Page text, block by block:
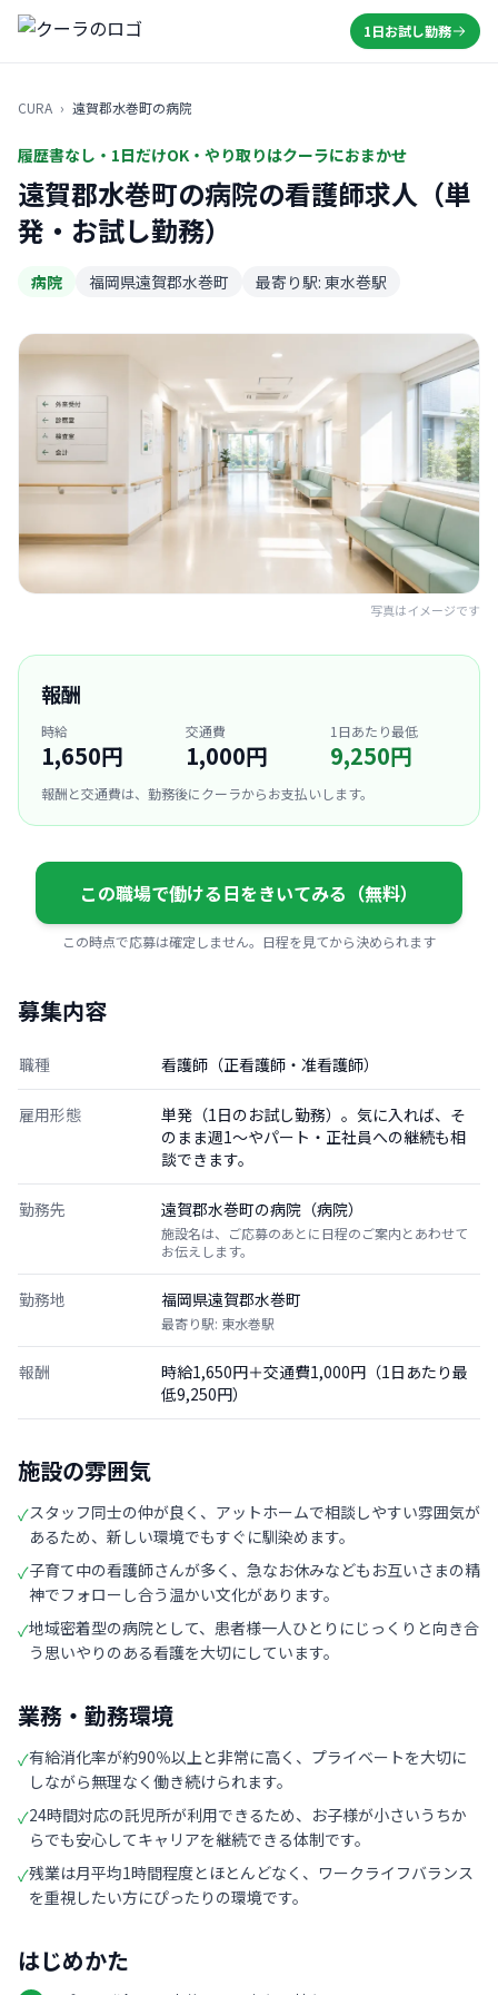
1日お試し勤務
CURA › 遠賀郡水巻町の病院
履歴書なし・1日だけOK・やり取りはクーラにおまかせ
遠賀郡水巻町の病院の看護師求人（単
発・お試し勤務）
病院 福岡県遠賀郡水巻町 最寄り駅: 東水巻駅
写真はイメージです
報酬
時給
1,650円
交通費
1,000円
1日あたり最低
9,250円
報酬と交通費は、勤務後にクーラからお支払いします。
この職場で働ける日をきいてみる（無料）
この時点で応募は確定しません。日程を見てから決められます
募集内容
職種 看護師（正看護師・准看護師）
雇用形態
単発（1日のお試し勤務）。気に入れば、そ
のまま週1〜やパート・正社員への継続も相
談できます。
勤務先 遠賀郡水巻町の病院（病院）
施設名は、ご応募のあとに日程のご案内とあわせて
お伝えします。
勤務地 福岡県遠賀郡水巻町
最寄り駅: 東水巻駅
報酬
時給1,650円＋交通費1,000円（1日あたり最
低9,250円）
施設の雰囲気
✓スタッフ同士の仲が良く、アットホームで相談しやすい雰囲気が
あるため、新しい環境でもすぐに馴染めます。
✓子育て中の看護師さんが多く、急なお休みなどもお互いさまの精
神でフォローし合う温かい文化があります。
✓地域密着型の病院として、患者様一人ひとりにじっくりと向き合
う思いやりのある看護を大切にしています。
業務・勤務環境
✓有給消化率が約90％以上と非常に高く、プライベートを大切に
しながら無理なく働き続けられます。
✓24時間対応の託児所が利用できるため、お子様が小さいうちか
らでも安心してキャリアを継続できる体制です。
✓残業は月平均1時間程度とほとんどなく、ワークライフバランス
を重視したい方にぴったりの環境です。
はじめかた